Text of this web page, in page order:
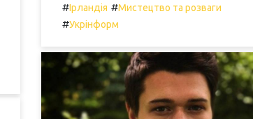
#Ірландія #Мистецтво та розваги
#Укрінформ